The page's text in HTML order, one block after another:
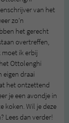
van het
zo’n
het gerecht
overtreffen,
moet ik erbij
Ottolenghi
eigen draai
het ontzettend
je een avondje in
koken. Wil je deze
Lees dan verder!